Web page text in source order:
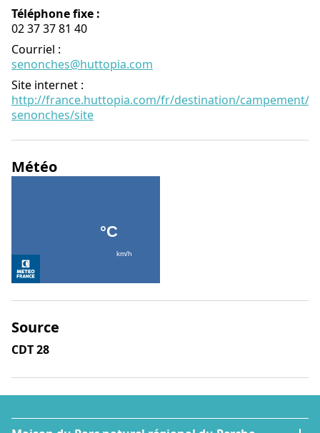
Téléphone fixe :
02 37 37 81 40
Courriel :
senonches@huttopia.com
Site internet :
http://france.huttopia.com/fr/destination/campement/
senonches/site
Météo
Source
CDT 28